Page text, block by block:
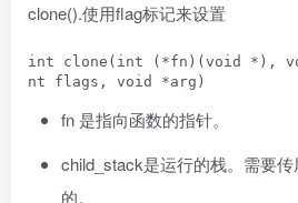
clone().使用flag标记来设置
int clone(int (*fn)(void *),
fn 是指向函数的指针。
child_stack是运行的栈。需要
的。